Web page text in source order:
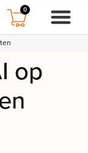
0
op